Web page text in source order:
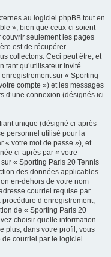
au logiciel phpBB tout en
», bien que ceux-ci soient
seulement les pages
est de récupérer
collectons. Ceci peut être, et
tant qu’utilisateur invité
sur « Sporting
compte ») et les messages
d’une connexion (désignés ici
unique (désigné ci-après
personnel utilisé pour la
« votre mot de passe »), et
ci-après par « votre
« Sporting Paris 20 Tennis
des données applicables
en-dehors de votre nom
courriel requise par
d’enregistrement,
de « Sporting Paris 20
choisir quelle information
plus, dans votre profil, vous
courriel par le logiciel